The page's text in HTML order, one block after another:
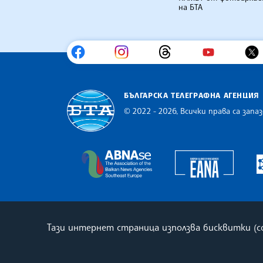
на БТА
БЪЛГАРСКА ТЕЛЕГРАФНА АГЕНЦИЯ
© 2022 - 2026, Всички права са
The Assocoation of the
Тази интернет страница използва бисквитки